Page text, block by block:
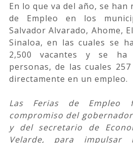
En lo que va del año, se han
de Empleo en los
Salvador Alvarado, Ahome,
Sinaloa, en las cuales se
2,500 vacantes y se ha
personas, de las cuales
directamente en un empleo.
Las Ferias de Empleo
compromiso del
y del secretario de
Velarde, para impulsar